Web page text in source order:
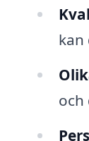
kan
och